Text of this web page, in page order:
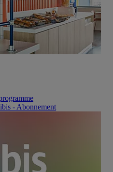
- Abonnement